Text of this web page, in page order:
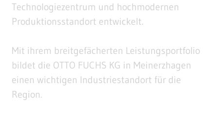
Technologiezentrum und hochmodernen
Produktionsstandort entwickelt.
Mit ihrem breitgefächerten Leistungsportfolio
bildet die OTTO FUCHS KG in Meinerzhagen
einen wichtigen Industriestandort für die
Region.